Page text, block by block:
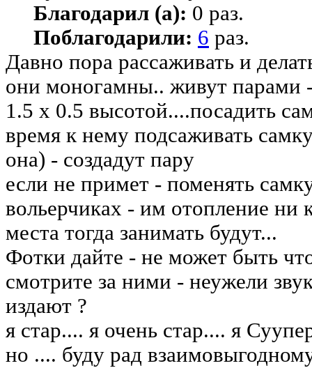
Благодарил (а): 0 раз.
Поблагодарили: 6 раз.
Давно пора рассаживать и
они моногамны.. живут парами -
1.5 х 0.5 высотой....посадить
время к нему подсаживать
она) - создадут пару
если не примет - поменять
вольерчиках - им отопление ни
места тогда занимать будут...
Фотки дайте - не может быть
смотрите за ними - неужели
издают ?
я стар.... я очень стар.... я
но .... буду рад